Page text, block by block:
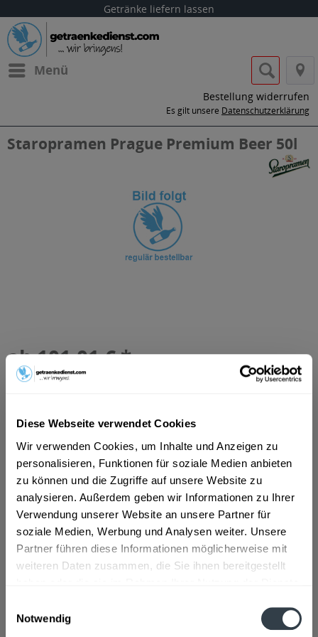
Diese Webseite verwendet Cookies
Wir verwenden Cookies, um Inhalte und Anzeigen zu
personalisieren, Funktionen für soziale Medien anbieten
zu können und die Zugriffe auf unsere Website zu
analysieren. Außerdem geben wir Informationen zu Ihrer
Verwendung unserer Website an unsere Partner für
soziale Medien, Werbung und Analysen weiter. Unsere
Partner führen diese Informationen möglicherweise mit
weiteren Daten zusammen, die Sie ihnen bereitgestellt
Notwendig
Getränke liefern lassen
Menü
Bestellung widerrufen
Es gilt unsere Datenschutzerklärung
Staropramen Prague Premium Beer 50l
ab 101,01 € *
Inhalt:50 Liter (2,02 € * / 1 Liter)
MEHRWEG
+30,00 € Pfand
In denWarenkorb
Artikel-Nr.:
33526
Verfügbar in:
Beschreibung
mehr
"Staropramen Prague Premium Beer 50l"
Flaschengröße: